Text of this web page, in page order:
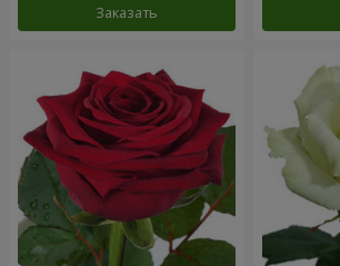
Заказать